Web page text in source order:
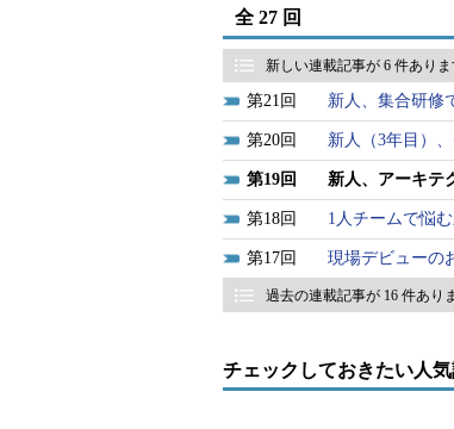
全 27 回
新しい連載記事が 6 件あり
21 新人、集合研修
20 新人（3年目）
19 新人、アーキテ
18 1人チームで悩
17 現場デビューの
過去の連載記事が 16 件あり
チェックしておきたい人